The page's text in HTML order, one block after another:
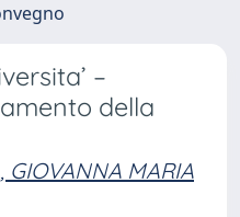
–
della
GIOVANNA MARIA